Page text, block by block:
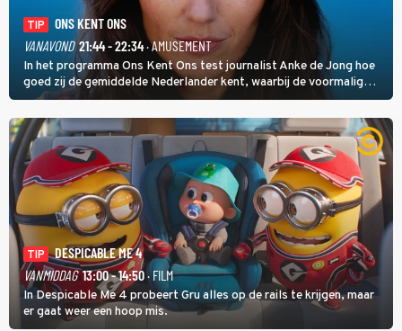
TIP
ONS KENT ONS
VANAVOND 21:44 - 22:34· AMUSEMENT
In het programma Ons Kent Ons test journalist Anke de Jong hoe
goed zij de gemiddelde Nederlander kent, waarbij de voormalig
hoofdredacteur van modebladen Glamour en Elle het samen met
rapper Keizer opneemt tegen Edson da Graça en Marc-Marie
Huijbregts.
TIP
DESPICABLE ME 4
VANMIDDAG 13:00 - 14:50· FILM
In Despicable Me 4 probeert Gru alles op de rails te krijgen, maar
er gaat weer een hoop mis.